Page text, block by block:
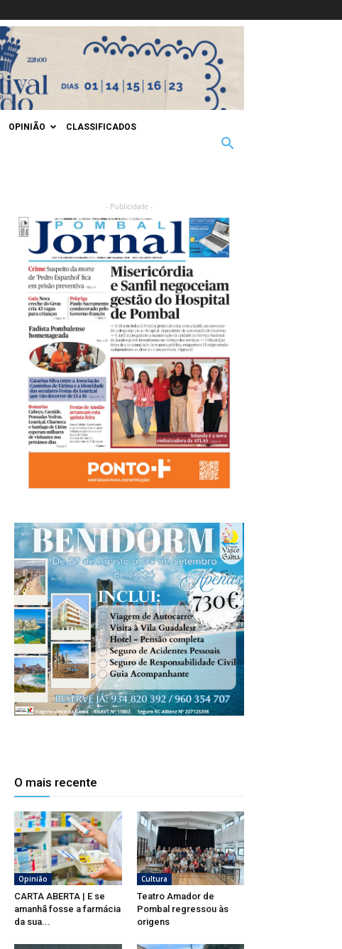
OPINIÃO CLASSIFICADOS
- Publicidade -
O mais recente
Opinião
CARTA ABERTA | E se
amanhã fosse a farmácia
da sua...
Cultura
Teatro Amador de
Pombal regressou às
origens